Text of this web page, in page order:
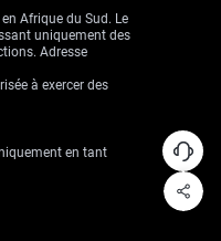
Afrique du Sud. Le
uniquement des
Adresse
à exercer des
en tant